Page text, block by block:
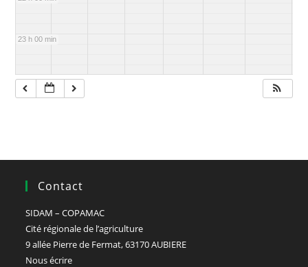
23 h 00 min
Contact
SIDAM – COPAMAC
Cité régionale de l’agriculture
9 allée Pierre de Fermat, 63170 AUBIERE
Nous écrire